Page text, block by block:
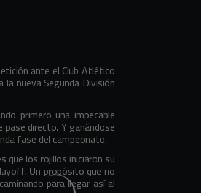
ante el Club Atlético
nueva Segunda División
primero una impecable
directo. Y ganándose
fase del campeonato.
que los rojillos iniciaron su
Un propósito que no
para llegar así al